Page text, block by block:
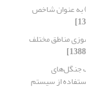
به عنوان شاخص
مناطق مختلف
جنگل‌های
از سیستم